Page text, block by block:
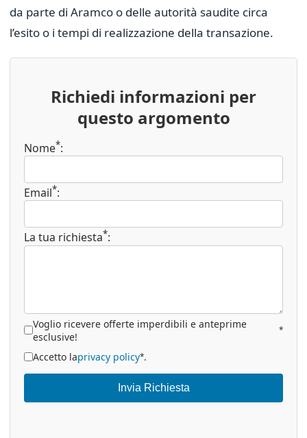
da parte di Aramco o delle autorità saudite circa
l’esito o i tempi di realizzazione della transazione.
Richiedi informazioni per
questo argomento
Nome*:
Email*:
La tua richiesta*:
Voglio ricevere offerte imperdibili e anteprime
esclusive!
*
Accetto laprivacy policy*.
Invia Richiesta